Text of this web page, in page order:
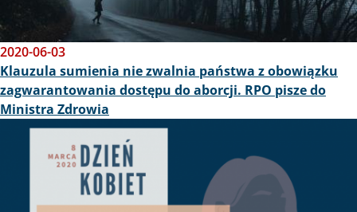
2020-06-03
Klauzula sumienia nie zwalnia państwa z obowiązku
zagwarantowania dostępu do aborcji. RPO pisze do
Ministra Zdrowia
Obraz